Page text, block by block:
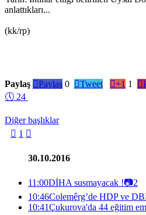
anlattıkları...
(kk/rp)
Paylaş Paylaş 0 Tweet +1 1 
🕔 24
Diğer başlıklar
 1 
30.10.2016
11:00DİHA susmayacak !📷2
10:46Colemêrg’de HDP ve
10:41Çukurova'da 44 eğitim